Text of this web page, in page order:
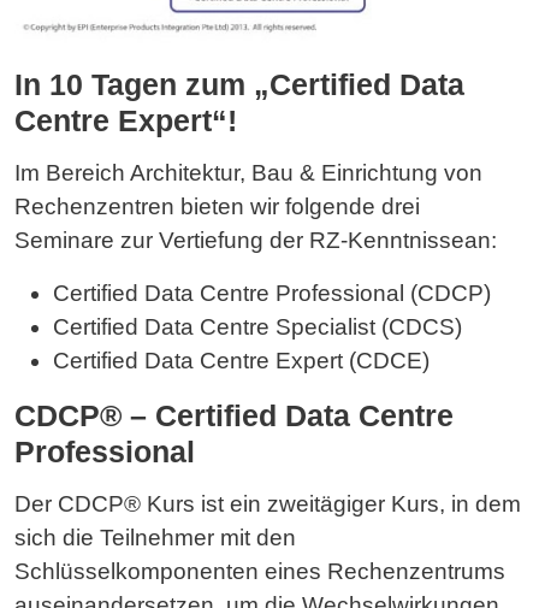
In 10 Tagen zum „Certified Data
Centre Expert“!
Im Bereich Architektur, Bau & Einrichtung von
Rechenzentren bieten wir folgende drei
Seminare zur Vertiefung der RZ-Kenntnissean:
Certified Data Centre Professional (CDCP)
Certified Data Centre Specialist (CDCS)
Certified Data Centre Expert (CDCE)
CDCP® – Certified Data Centre
Professional
Der CDCP® Kurs ist ein zweitägiger Kurs, in dem
sich die Teilnehmer mit den
Schlüsselkomponenten eines Rechenzentrums